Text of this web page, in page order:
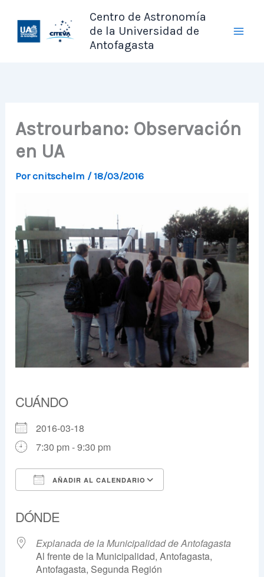
contenido
Centro de Astronomía
de la Universidad de
Antofagasta
Astrourbano: Observación
en UA
Porcnitschelm / 18/03/2016
CUÁNDO
2016-03-18
7:30 pm - 9:30 pm
AÑADIR AL CALENDARIO
DÓNDE
Explanada de la Municipalidad de Antofagasta
Al frente de la Municipalidad, Antofagasta,
Antofagasta, Segunda Región